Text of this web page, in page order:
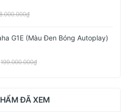
G1E (màu Đen Bóng Autoplay)
199.000.000₫
ĐÃ XEM